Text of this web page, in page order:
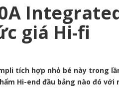
giá Hi-fi
tích hợp nhỏ bé này trong
Hi-end đầu bảng nào đó